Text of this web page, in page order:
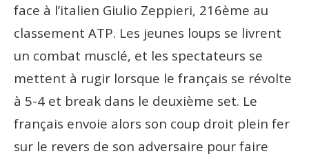
face à l’italien Giulio Zeppieri, 216ème au
classement ATP. Les jeunes loups se livrent
un combat musclé, et les spectateurs se
mettent à rugir lorsque le français se révolte
à 5-4 et break dans le deuxième set. Le
français envoie alors son coup droit plein fer
sur le revers de son adversaire pour faire